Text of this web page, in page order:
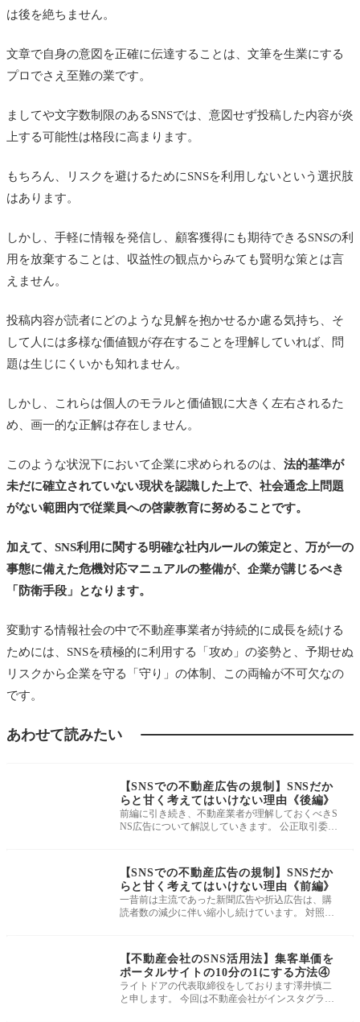
は後を絶ちません。
文章で自身の意図を正確に伝達することは、文筆を生業にする
プロでさえ至難の業です。
ましてや文字数制限のあるSNSでは、意図せず投稿した内容が炎
上する可能性は格段に高まります。
もちろん、リスクを避けるためにSNSを利用しないという選択肢
はあります。
しかし、手軽に情報を発信し、顧客獲得にも期待できるSNSの利
用を放棄することは、収益性の観点からみても賢明な策とは言
えません。
投稿内容が読者にどのような見解を抱かせるか慮る気持ち、そ
して人には多様な価値観が存在することを理解していれば、問
題は生じにくいかも知れません。
しかし、これらは個人のモラルと価値観に大きく左右されるた
め、画一的な正解は存在しません。
このような状況下において企業に求められるのは、 法的基準が
未だに確立されていない現状を認識した上で、社会通念上問題
がない範囲内で従業員への啓蒙教育に努めることです。
加えて、SNS利用に関する明確な社内ルールの策定と、万が一の
事態に備えた危機対応マニュアルの整備が、企業が講じるべき
「防衛手段」となります。
変動する情報社会の中で不動産事業者が持続的に成長を続ける
ためには、SNSを積極的に利用する「攻め」の姿勢と、予期せぬ
リスクから企業を守る「守り」の体制、この両輪が不可欠なの
です。
あわせて読みたい
【SNSでの不動産広告の規制】SNSだか
らと甘く考えてはいけない理由《後編》
前編に引き続き、不動産業者が理解しておくべきS
NS広告について解説していきます。 公正取引委員
【SNSでの不動産広告の規制】SNSだか
らと甘く考えてはいけない理由《前編》
一昔前は主流であった新聞広告や折込広告は、購
読者数の減少に伴い縮小し続けています。 対照的
【不動産会社のSNS活用法】集客単価を
ポータルサイトの10分の1にする方法④
ライトドアの代表取締役をしております澤井慎二
と申します。 今回は不動産会社がインスタグラム